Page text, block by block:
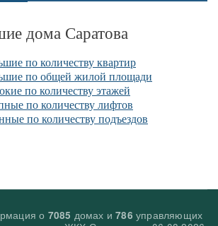
дома Саратова
по количеству квартир
по общей жилой площади
по количеству этажей
по количеству лифтов
по количеству подъездов
о 7085 домах и786управляющих